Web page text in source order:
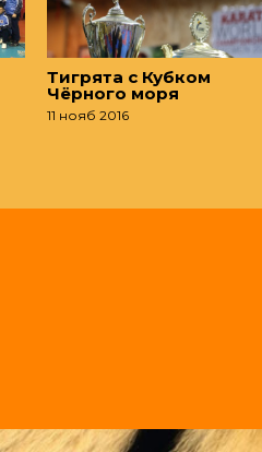
Тигрята с Кубком
Чёрного моря
11 нояб 2016